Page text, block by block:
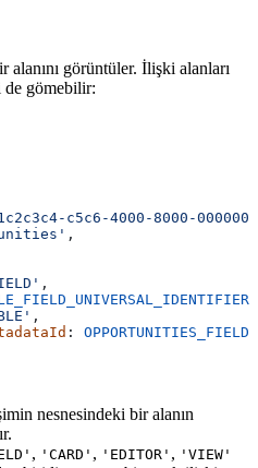
alanını görüntüler. İlişki alanları
de gömebilir:
c5c6-4000-8000-
,
,
,
:
nesnesindeki bir alanın
, 'CARD' , 'EDITOR' , 'VIEW'